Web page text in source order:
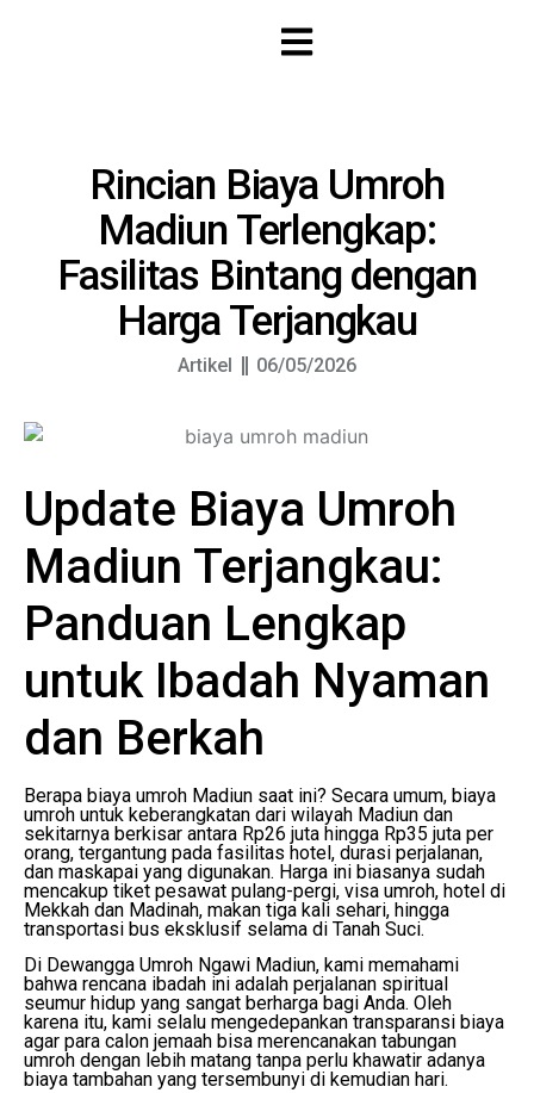
Rincian Biaya Umroh
Madiun Terlengkap:
Fasilitas Bintang dengan
Harga Terjangkau
Artikel 06/05/2026
Update Biaya Umroh
Madiun Terjangkau:
Panduan Lengkap
untuk Ibadah Nyaman
dan Berkah
Berapa biaya umroh Madiun saat ini? Secara umum, biaya
umroh untuk keberangkatan dari wilayah Madiun dan
sekitarnya berkisar antara Rp26 juta hingga Rp35 juta per
orang, tergantung pada fasilitas hotel, durasi perjalanan,
dan maskapai yang digunakan. Harga ini biasanya sudah
mencakup tiket pesawat pulang-pergi, visa umroh, hotel di
Mekkah dan Madinah, makan tiga kali sehari, hingga
transportasi bus eksklusif selama di Tanah Suci.
Di Dewangga Umroh Ngawi Madiun, kami memahami
bahwa rencana ibadah ini adalah perjalanan spiritual
seumur hidup yang sangat berharga bagi Anda. Oleh
karena itu, kami selalu mengedepankan transparansi biaya
agar para calon jemaah bisa merencanakan tabungan
umroh dengan lebih matang tanpa perlu khawatir adanya
biaya tambahan yang tersembunyi di kemudian hari.